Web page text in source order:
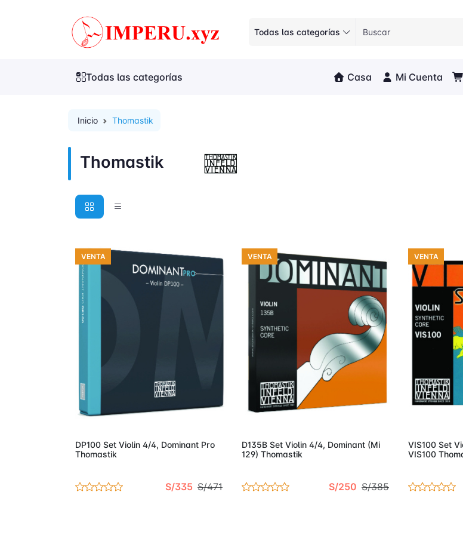
Todas las categorías
Todas las categorías Casa Mi Cuenta
Inicio Thomastik
Thomastik
VENTA
Añadir al carro
DP100 Set Violin 4/4, Dominant Pro
Thomastik
S/335 S/471
VENTA
D135B Set Violin 4/4, Dominant (Mi
129) Thomastik
S/250 S/385
VENTA
VIS100 Set
VIS100